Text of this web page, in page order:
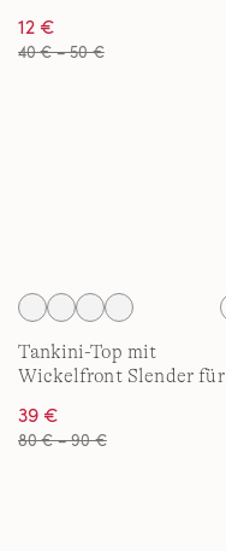
12 €
40 € – 50 €
Tankini-Top mit
Wickelfront Slender für
39 €
80 € – 90 €